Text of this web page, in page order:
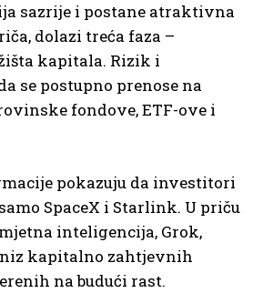
sazrije i postane atraktivna
dolazi treća faza –
kapitala. Rizik i
se postupno prenose na
fondove, ETF-ove i
pokazuju da investitori
SpaceX i Starlink. U priču
inteligencija, Grok,
kapitalno zahtjevnih
na budući rast.